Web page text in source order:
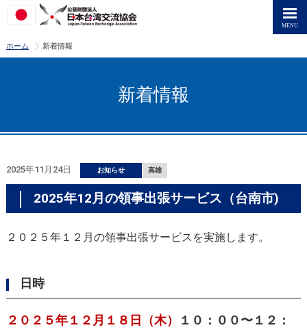
ホーム >
新着情報
新着情報
2025年11月24日 お知らせ 高雄
2025年12月の領事出張サービス（台南市)
２０２５年１２月の領事出張サービスを実施します。
日時
２０２５年１２月１８日（木）
１０：００〜１２：